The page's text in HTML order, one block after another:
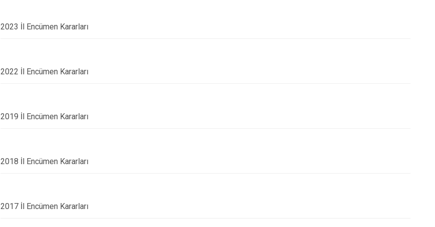
2023 İl Encümen Kararları
2022 İl Encümen Kararları
2019 İl Encümen Kararları
2018 İl Encümen Kararları
2017 İl Encümen Kararları